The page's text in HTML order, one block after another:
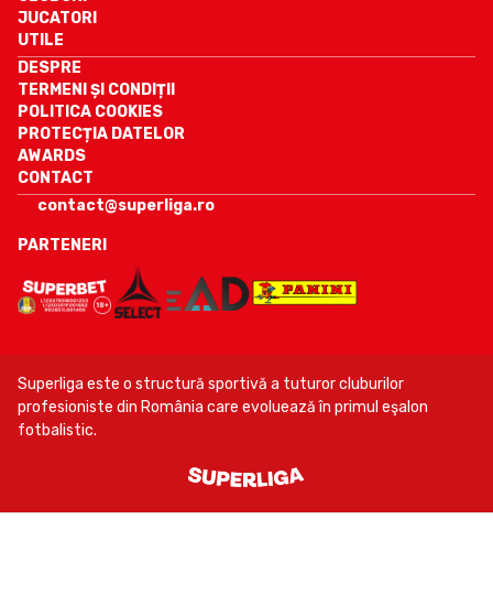
JUCATORI
UTILE
DESPRE
TERMENI ȘI CONDIȚII
POLITICA COOKIES
PROTECȚIA DATELOR
AWARDS
CONTACT
contact@superliga.ro
PARTENERI
Superliga este o structură sportivă a tuturor cluburilor
profesioniste din România care evoluează în primul eşalon
fotbalistic.